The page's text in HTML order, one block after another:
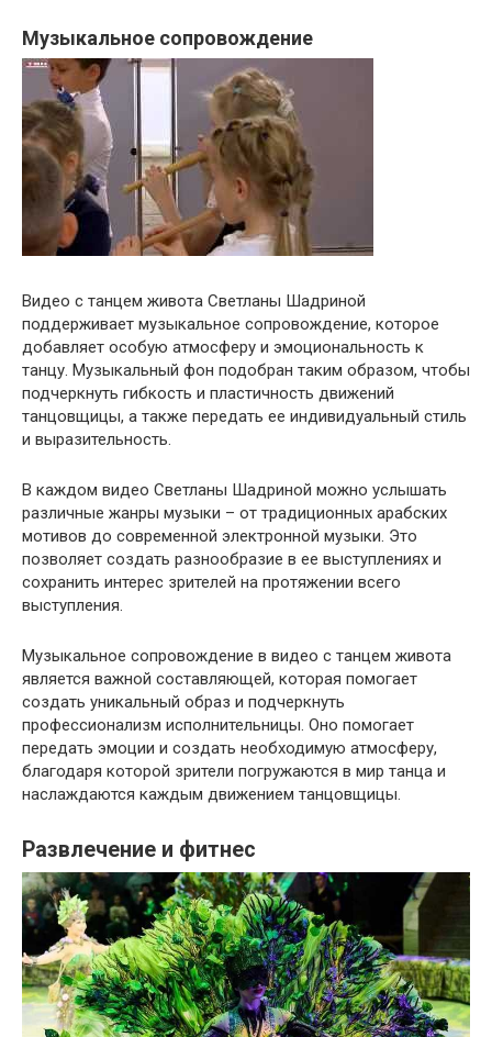
Музыкальное сопровождение
Видео с танцем живота Светланы Шадриной
поддерживает музыкальное сопровождение, которое
добавляет особую атмосферу и эмоциональность к
танцу. Музыкальный фон подобран таким образом, чтобы
подчеркнуть гибкость и пластичность движений
танцовщицы, а также передать ее индивидуальный стиль
и выразительность.
В каждом видео Светланы Шадриной можно услышать
различные жанры музыки – от традиционных арабских
мотивов до современной электронной музыки. Это
позволяет создать разнообразие в ее выступлениях и
сохранить интерес зрителей на протяжении всего
выступления.
Музыкальное сопровождение в видео с танцем живота
является важной составляющей, которая помогает
создать уникальный образ и подчеркнуть
профессионализм исполнительницы. Оно помогает
передать эмоции и создать необходимую атмосферу,
благодаря которой зрители погружаются в мир танца и
наслаждаются каждым движением танцовщицы.
Развлечение и фитнес